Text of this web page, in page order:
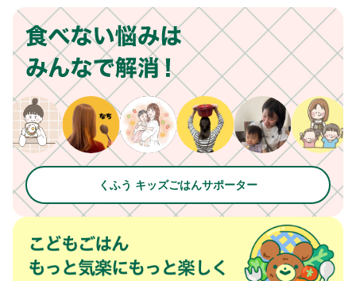
くふう キッズごはんサポーター